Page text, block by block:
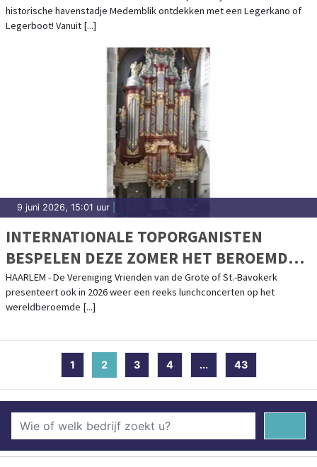
historische havenstadje Medemblik ontdekken met een Legerkano of
Legerboot! Vanuit [...]
9 juni 2026, 15:01 uur
INTERNATIONALE TOPORGANISTEN
BESPELEN DEZE ZOMER HET BEROEMDE
MÜLLER-ORGEL IN HAARLEM
HAARLEM - De Vereniging Vrienden van de Grote of St.-Bavokerk
presenteert ook in 2026 weer een reeks lunchconcerten op het
wereldberoemde [...]
1 2(current)
3 4 ... 43